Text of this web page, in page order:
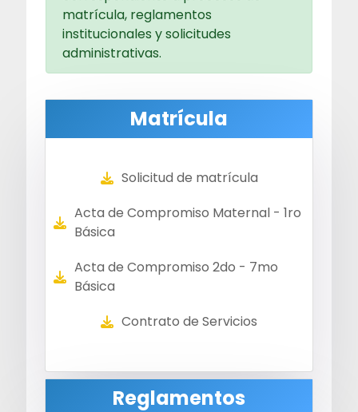
matrícula, reglamentos
institucionales y solicitudes
administrativas.
Matrícula
Solicitud de matrícula
Acta de Compromiso Maternal - 1ro
Básica
Acta de Compromiso 2do - 7mo
Básica
Contrato de Servicios
Reglamentos